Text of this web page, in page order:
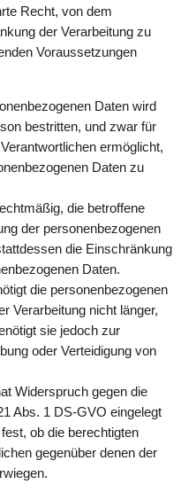
Recht, von dem
der Verarbeitung zu
Voraussetzungen
Daten wird
bestritten, und zwar für
ermöglicht,
Daten zu
die betroffene
der personenbezogenen
die Einschränkung
Daten.
die personenbezogenen
Verarbeitung nicht länger,
sie jedoch zur
oder Verteidigung von
Widerspruch gegen die
Abs. 1 DS-GVO eingelegt
ob die berechtigten
gegenüber denen der